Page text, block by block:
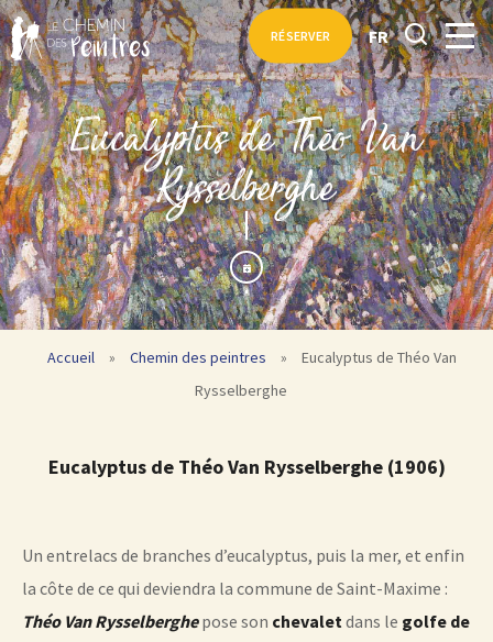
RÉSERVER FR
Eucalyptus de Théo Van
Rysselberghe
Accueil » Chemin des peintres »
Eucalyptus de Théo Van
Rysselberghe
Eucalyptus de Théo Van Rysselberghe (1906)
Un entrelacs de branches d’eucalyptus, puis la mer, et enfin
la côte de ce qui deviendra la commune de Saint-Maxime :
Théo Van Rysselberghepose son chevaletdans le golfe de